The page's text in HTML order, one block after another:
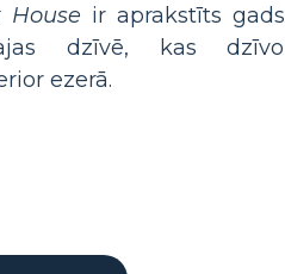
House ir aprakstīts gads
dzīvē, kas dzīvo
ezerā.